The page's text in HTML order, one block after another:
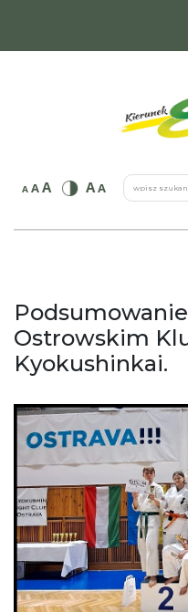
A AA AA wpisz
Ostrowskim
Kyokushinkai.